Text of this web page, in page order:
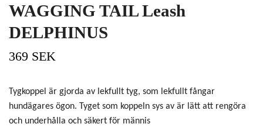
WAGGING TAIL Leash
DELPHINUS
369 SEK
Tygkoppel är gjorda av lekfullt tyg, som lekfullt fångar
hundägares ögon. Tyget som koppeln sys av är lätt att rengöra
och underhålla och säkert för männis